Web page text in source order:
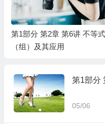
第1部分 第2章 第6讲 不等式
（组）及其应用
第1部分
05/06